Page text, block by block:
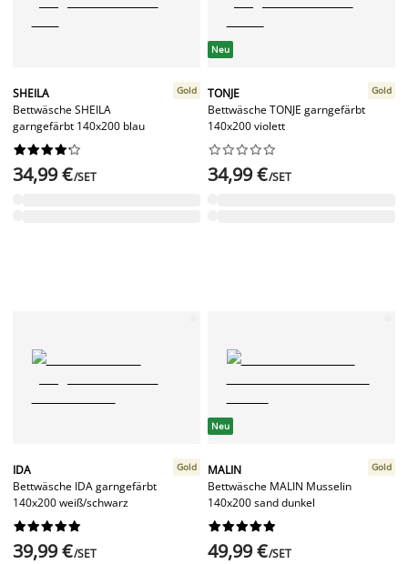
SHEILA
Bettwäsche SHEILA
garngefärbt 140x200 blau
Gold






34,99 €/SET
Neu
TONJE
Bettwäsche TONJE garngefärbt
140x200 violett
Gold






34,99 €/SET
IDA
Bettwäsche IDA garngefärbt
140x200 weiß/schwarz
Gold






39,99 €/SET
Neu
MALIN
Bettwäsche MALIN Musselin
140x200 sand dunkel
Gold






49,99 €/SET